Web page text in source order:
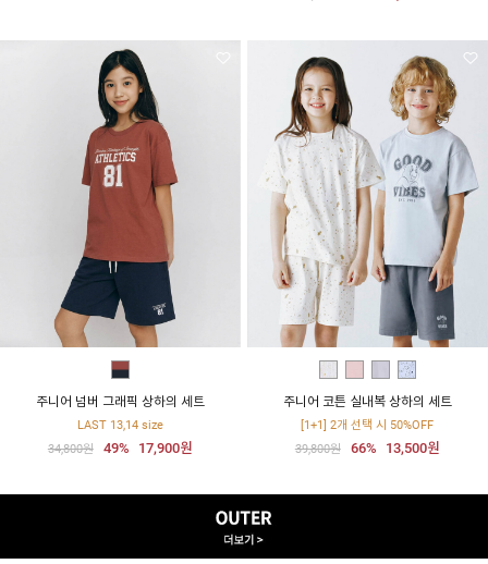
주니어 넘버 그래픽 상하의 세트
LAST 13,14 size
34,800원
49% 17,900원
주니어 코튼 실내복 상하의 세트
[1+1] 2개 선택 시 50%OFF
39,800원
66% 13,500원